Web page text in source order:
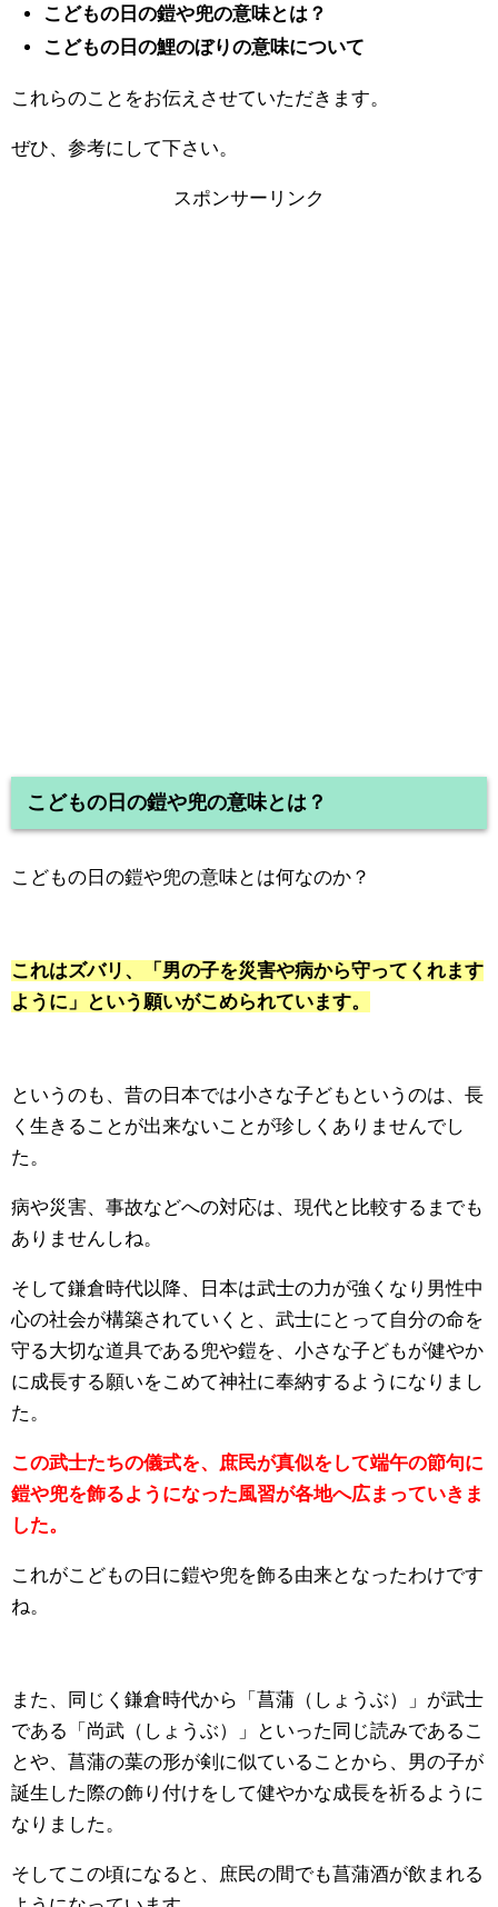
こどもの日の鎧や兜の意味とは？
こどもの日の鯉のぼりの意味について
これらのことをお伝えさせていただきます。
ぜひ、参考にして下さい。
スポンサーリンク
こどもの日の鎧や兜の意味とは？
こどもの日の鎧や兜の意味とは何なのか？
これはズバリ、「男の子を災害や病から守ってくれます
ように」という願いがこめられています。
というのも、昔の日本では小さな子どもというのは、長
く生きることが出来ないことが珍しくありませんでし
た。
病や災害、事故などへの対応は、現代と比較するまでも
ありませんしね。
そして鎌倉時代以降、日本は武士の力が強くなり男性中
心の社会が構築されていくと、武士にとって自分の命を
守る大切な道具である兜や鎧を、小さな子どもが健やか
に成長する願いをこめて神社に奉納するようになりまし
た。
この武士たちの儀式を、庶民が真似をして端午の節句に
鎧や兜を飾るようになった風習が各地へ広まっていきま
した。
これがこどもの日に鎧や兜を飾る由来となったわけです
ね。
また、同じく鎌倉時代から「菖蒲（しょうぶ）」が武士
である「尚武（しょうぶ）」といった同じ読みであるこ
とや、菖蒲の葉の形が剣に似ていることから、男の子が
誕生した際の飾り付けをして健やかな成長を祈るように
なりました。
そしてこの頃になると、庶民の間でも菖蒲酒が飲まれる